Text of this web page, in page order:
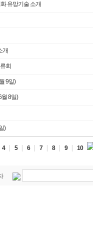
유망기술 소개
개
회
9일)
월 8일)
)
4 | 5 | 6 | 7 | 8 | 9 | 10